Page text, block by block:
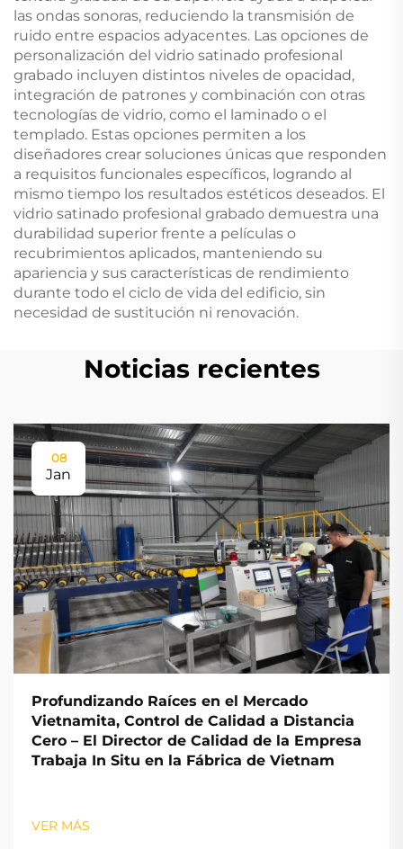
las ondas sonoras, reduciendo la transmisión de
ruido entre espacios adyacentes. Las opciones de
personalización del vidrio satinado profesional
grabado incluyen distintos niveles de opacidad,
integración de patrones y combinación con otras
tecnologías de vidrio, como el laminado o el
templado. Estas opciones permiten a los
diseñadores crear soluciones únicas que responden
a requisitos funcionales específicos, logrando al
mismo tiempo los resultados estéticos deseados. El
vidrio satinado profesional grabado demuestra una
durabilidad superior frente a películas o
recubrimientos aplicados, manteniendo su
apariencia y sus características de rendimiento
durante todo el ciclo de vida del edificio, sin
necesidad de sustitución ni renovación.
Noticias recientes
08
Jan
Profundizando Raíces en el Mercado
Vietnamita, Control de Calidad a Distancia
Cero – El Director de Calidad de la Empresa
Trabaja In Situ en la Fábrica de Vietnam
VER MÁS